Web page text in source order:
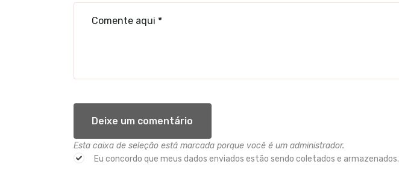
Esta caixa de seleção está marcada porque você é um administrador.
Eu concordo que meus dados enviados estão sendo coletados e armazenados.